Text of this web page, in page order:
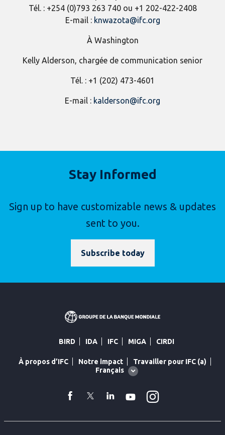
Tél. : +254 (0)793 263 740 ou +1 202-422-2408
E-mail : knwazota@ifc.org
À Washington
Kelly Alderson, chargée de communication senior
Tél. : +1 (202) 473-4601
E-mail : kalderson@ifc.org
Stay Informed
Sign up to have customizable news & updates
sent to you.
Subscribe today
BIRD IDA IFC MIGA CIRDI
À propos d’IFC Notre impact
Travailler pour IFC (a)
Global
Français
facebook
TwitterLinkedinYouTube